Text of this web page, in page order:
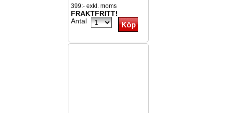
399:- exkl. moms
FRAKTFRITT!
Antal